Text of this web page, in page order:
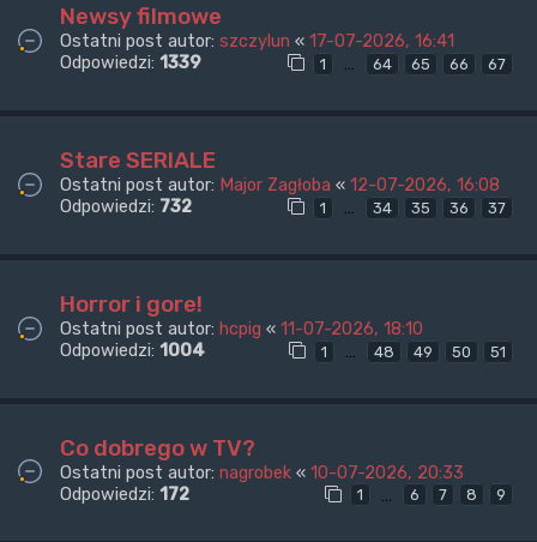
Newsy filmowe
Ostatni post autor: szczylun « 17-07-2026, 16:41
Odpowiedzi: 1339 1 … 64 65 66 67
Stare SERIALE
Ostatni post autor: Major Zagłoba « 12-07-2026, 16:08
Odpowiedzi: 732 1 … 34 35 36 37
Horror i gore!
Ostatni post autor: hcpig « 11-07-2026, 18:10
Odpowiedzi: 1004 1 … 48 49 50 51
Co dobrego w TV?
Ostatni post autor: nagrobek « 10-07-2026, 20:33
Odpowiedzi: 172 1 … 6 7 8 9